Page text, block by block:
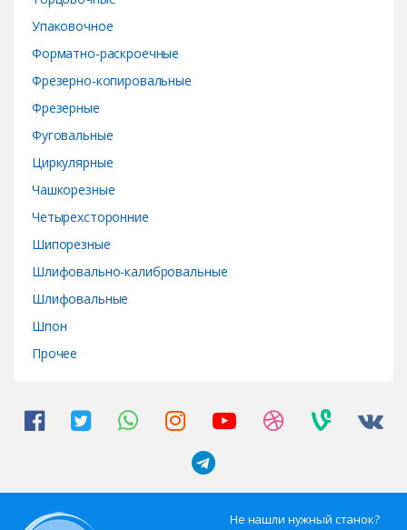
Упаковочное
Форматно-раскроечные
Фрезерно-копировальные
Фрезерные
Фуговальные
Циркулярные
Чашкорезные
Четырехсторонние
Шипорезные
Шлифовально-калибровальные
Шлифовальные
Шпон
Прочее
Не нашли нужный станок?